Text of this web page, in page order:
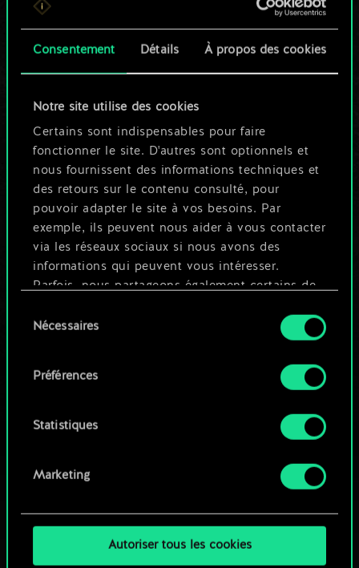
Consentement Détails À propos des cookies
Notre site utilise des cookies
Certains sont indispensables pour faire
fonctionner le site. D'autres sont optionnels et
nous fournissent des informations techniques et
des retours sur le contenu consulté, pour
pouvoir adapter le site à vos besoins. Par
exemple, ils peuvent nous aider à vous contacter
via les réseaux sociaux si nous avons des
informations qui peuvent vous intéresser.
Parfois, nous partageons également certains de
ces cookies optionnels ne seront appliqués
Vous pouvez consulter tous les détails sur notre
préférences dans le menu "Paramètres" ci-
duNécessaires
Préférences
Statistiques
Marketing
Autoriser tous les cookies
n'est qu'un jeu de
cartes partagé.
Mais cela peut être
tellement plus !
Nommer ce jeu et créer un guide
OU
Parcourir les jeux de la communauté